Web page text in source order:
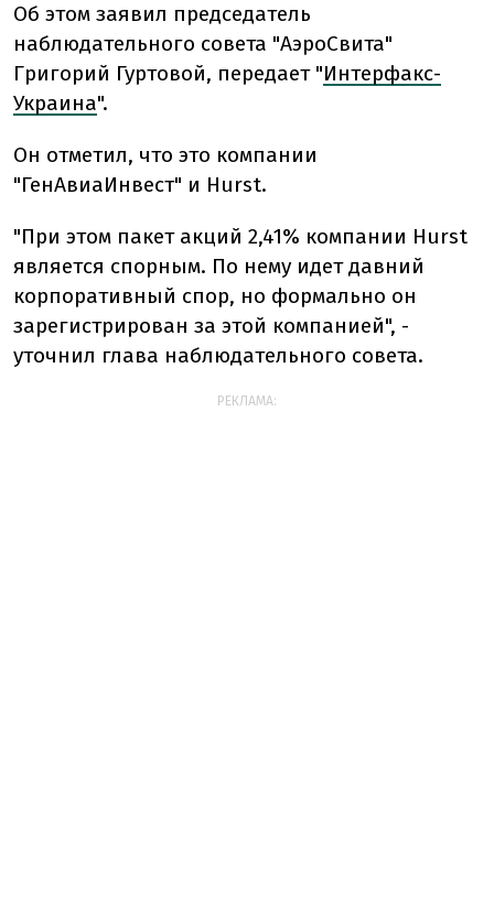
Об этом заявил председатель
наблюдательного совета "АэроСвита"
Григорий Гуртовой, передает "Интерфакс-
Украина".
Он отметил, что это компании
"ГенАвиаИнвест" и Hurst.
"При этом пакет акций 2,41% компании Hurst
является спорным. По нему идет давний
корпоративный спор, но формально он
зарегистрирован за этой компанией", -
уточнил глава наблюдательного совета.
РЕКЛАМА: